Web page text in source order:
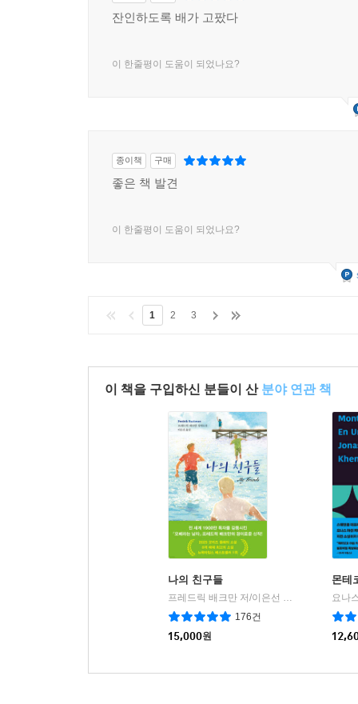
잔인하도록 배가 고팠다
이 한줄평이 도움이 되었나요?
종이책 구매
좋은 책 발견
이 한줄평이 도움이 되었나요?
1 2 3
이 책을 구입하신 분들이 산 분야 연관 책
나의 친구들
프레드릭 배크만 저/이은선 역
다산북스
176건
15,000원
몬테